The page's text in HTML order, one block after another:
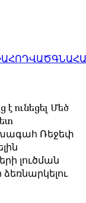
ՀՈԴՎԱԾ
ունեցել Մեծ
Ռեջեփ
լուծման